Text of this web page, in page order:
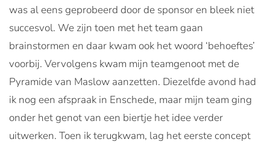
was al eens geprobeerd door de sponsor en bleek niet
succesvol. We zijn toen met het team gaan
brainstormen en daar kwam ook het woord ‘behoeftes’
voorbij. Vervolgens kwam mijn teamgenoot met de
Pyramide van Maslow aanzetten. Diezelfde avond had
ik nog een afspraak in Enschede, maar mijn team ging
onder het genot van een biertje het idee verder
uitwerken. Toen ik terugkwam, lag het eerste concept